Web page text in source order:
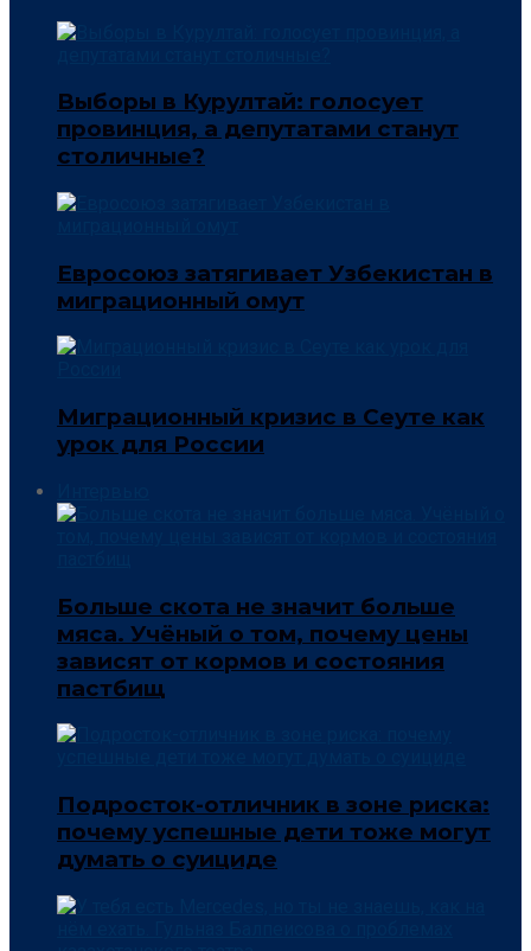
Выборы в Курултай: голосует
провинция, а депутатами станут
столичные?
Евросоюз затягивает Узбекистан в
миграционный омут
Миграционный кризис в Сеуте как
урок для России
Больше скота не значит больше
мяса. Учёный о том, почему цены
зависят от кормов и состояния
пастбищ
Подросток-отличник в зоне риска:
почему успешные дети тоже могут
думать о суициде